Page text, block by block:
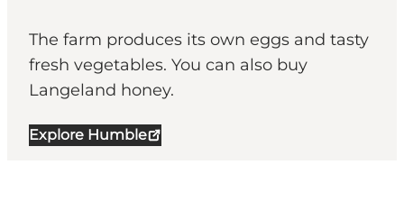
The farm produces its own eggs and tasty
fresh vegetables. You can also buy
Langeland honey.
Explore Humble